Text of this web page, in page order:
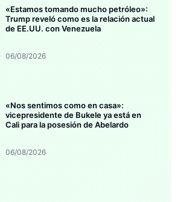
«Estamos tomando mucho petróleo»:
Trump reveló como es la relación actual
de EE.UU. con Venezuela
06/08/2026
«Nos sentimos como en casa»:
vicepresidente de Bukele ya está en
Cali para la posesión de Abelardo
06/08/2026